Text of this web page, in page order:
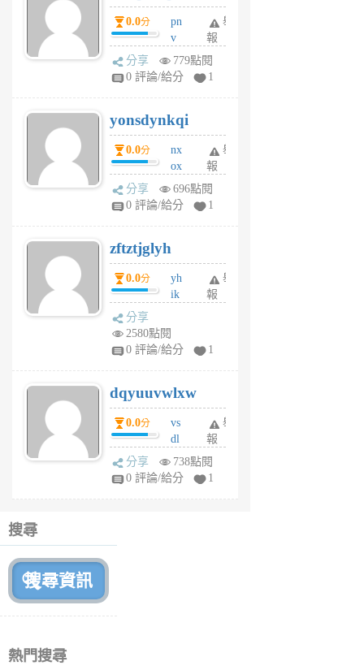
個
月
前
0.0分
pn
v
wt
sv
6
個
月
前
舉
報
分享
779點閱
0 評論/給分
1
yonsdynkqi
0.0分
nx
ox
rh
pe
月
前
舉
報
分享
696點閱
0 評論/給分
1
zftztjglyh
0.0分
yh
ik
tu
6
個
月
前
舉
報
分享
2580點閱
0 評論/給分
1
dqyuuvwlxw
0.0分
vs
dl
sq
fy
舉
報
分享
738點閱
0 評論/給分
1
搜尋
熱門搜尋